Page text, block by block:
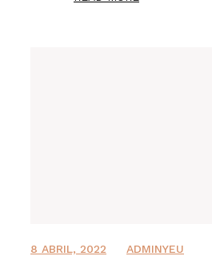
8 ABRIL, 2022 ADMINYEU